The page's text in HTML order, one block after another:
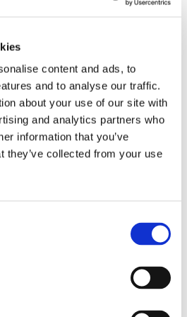
content and ads, to
and to analyse our traffic.
about your use of our site with
and analytics partners who
information that you’ve
they’ve collected from your use
News.